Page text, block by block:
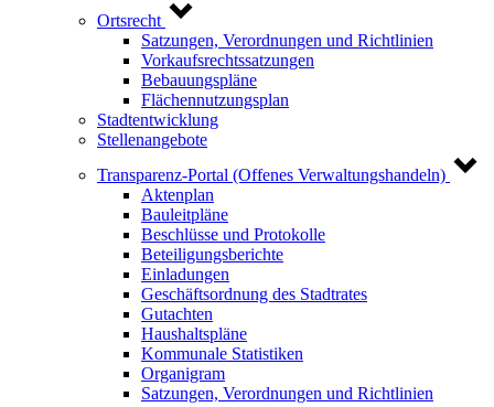
Ortsrecht
Satzungen, Verordnungen und Richtlinien
Vorkaufsrechtssatzungen
Bebauungspläne
Flächennutzungsplan
Stadtentwicklung
Stellenangebote
Transparenz-Portal (Offenes Verwaltungshandeln)
Aktenplan
Bauleitpläne
Beschlüsse und Protokolle
Beteiligungsberichte
Einladungen
Geschäftsordnung des Stadtrates
Gutachten
Haushaltspläne
Kommunale Statistiken
Organigram
Satzungen, Verordnungen und Richtlinien